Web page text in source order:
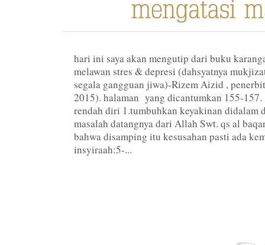
hari ini saya akan mengutip dari buku
melawan stres & depresi (dahsyatnya
segala gangguan jiwa)-Rizem Aizid ,
2015). halaman yang dicantumkan 155-
rendah diri 1.tumbuhkan keyakinan didalam
masalah datangnya dari Allah Swt. qs al
bahwa disamping itu kesusahan pasti ada
insyiraah:5-...